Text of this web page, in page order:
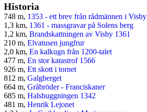
Historia
748 m, 1353 - ett brev från rådmännen i Visby
1,3 km, 1361 - massgravar på Solens berg
1,2 km, Brandskattningen av Visby 1361
210 m, Elvatusen jungfrur
2,0 km, En kalkugn från 1200-talet
477 m, En stor katastrof 1566
926 m, Ett skott i tornet
812 m, Galgberget
664 m, Gråbröder - Franciskaner
685 m, Halshuggningen 1342
481 m, Henrik Lejonet